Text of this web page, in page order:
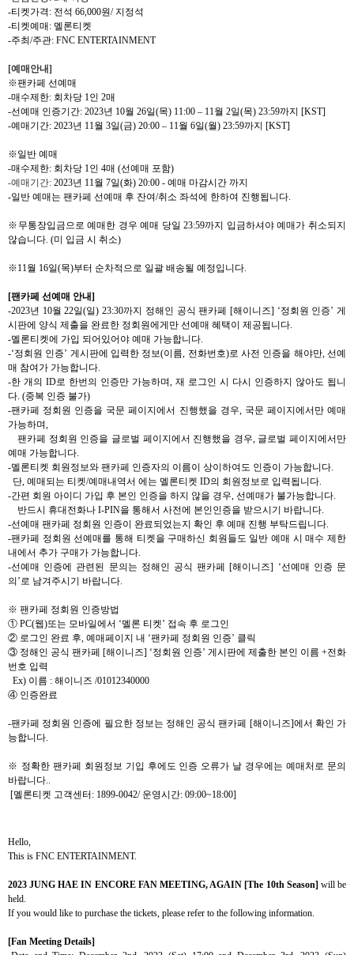
-티켓가격 : 전석 66,000원/ 지정석
-티켓예매 : 멜론티켓
-주최 /주관: FNC ENTERTAINMENT
[예매안내]
※팬카페 선예매
-매수제한: 회차당 1인 2매
-선예매 인증기간: 2023년 10월 26일(목) 11:00 – 11월 2일(목) 23:59까지 [KST]
-예매기간: 2023년 11월 3일(금) 20:00 – 11월 6일(월) 23:59까지 [KST]
※일반 예매
-매수제한: 회차당 1인 4매 (선예매 포함)
-예매기간: 2023년 11월 7일(화) 20:00 - 예매 마감시간 까지
-일반 예매는 팬카페 선예매 후 잔여/취소 좌석에 한하여 진행됩니다.
※무통장입금으로 예매한 경우 예매 당일 23:59까지 입금하셔야 예매가 취소되지
않습니다. (미 입금 시 취소)
※11월 16일(목)부터 순차적으로 일괄 배송될 예정입니다.
[팬카페 선예매 안내]
-2023년 10월 22일(일) 23:30까지 정해인 공식 팬카페 [해이니즈] ‘정회원 인증’게
시판에 양식 제출을 완료한 정회원에게만 선예매 혜택이 제공됩니다.
-멜론티켓에 가입 되어있어야 예매 가능합니다.
-‘정회원 인증’ 게시판에 입력한 정보(이름, 전화번호)로 사전 인증을 해야만,선예
매 참여가 가능합니다.
-한 개의 ID로 한번의 인증만 가능하며, 재 로그인 시 다시 인증하지 않아도 됩니
다. (중복 인증 불가)
-팬카페 정회원 인증을 국문 페이지에서 진행했을 경우, 국문 페이지에서만 예매
가능하며,
팬카페 정회원 인증을 글로벌 페이지에서 진행했을 경우, 글로벌 페이지에서만
예매 가능합니다.
-멜론티켓 회원정보와 팬카페 인증자의 이름이 상이하여도 인증이 가능합니다.
단, 예매되는 티켓/예매내역서 에는 멜론티켓 ID의 회원정보로 입력됩니다.
-간편 회원 아이디 가입 후 본인 인증을 하지 않을 경우, 선예매가 불가능합니다.
반드시 휴대전화나 I-PIN을 통해서 사전에 본인인증을 받으시기 바랍니다.
-선예매 팬카페 정회원 인증이 완료되었는지 확인 후 예매 진행 부탁드립니다.
-팬카페 정회원 선예매를 통해 티켓을 구매하신 회원들도 일반 예매 시 매수 제한
내에서 추가 구매가 가능합니다.
-선예매 인증에 관련된 문의는 정해인 공식 팬카페 [해이니즈] ‘선예매 인증 문
의 ’로 남겨주시기 바랍니다.
※ 팬카페 정회원 인증방법
① PC(웹)또는 모바일에서 ‘멜론 티켓’ 접속 후 로그인
② 로그인 완료 후, 예매페이지 내 ‘팬카페 정회원 인증’ 클릭
③ 정해인 공식 팬카페 [해이니즈] ‘정회원 인증’ 게시판에 제출한 본인 이름 +전화
번호 입력
Ex) 이름 : 해이니즈 /01012340000
④ 인증완료
-팬카페 정회원 인증에 필요한 정보는 정해인 공식 팬카페 [해이니즈]에서 확인 가
능합니다.
※ 정확한 팬카페 회원정보 기입 후에도 인증 오류가 날 경우에는 예매처로 문의
바랍니다..
[멜론티켓 고객센터 : 1899-0042/ 운영시간: 09:00~18:00]
Hello,
This is FNC ENTERTAINMENT.
2023 JUNG HAE IN ENCORE FAN MEETING, AGAIN [The 10th Season] will be
held.
If you would like to purchase the tickets, please refer to the following information.
[Fan Meeting Details]